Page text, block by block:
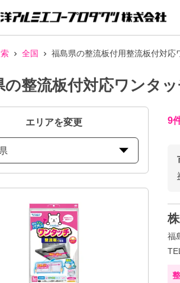
全国 福島県の整流板付用整流板付対
の整流板付対応ワンタ
エリアを変更 9
福